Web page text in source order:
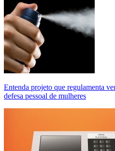
Entenda projeto que regulamenta
defesa pessoal de mulheres